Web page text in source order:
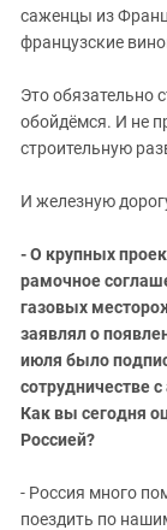
саженцы из
французские
Это обязательно
обойдёмся. И не
строительную
И железную
- О крупных
рамочное
газовых
заявлял о
июля было
сотрудничестве
Как вы сегодня
Россией?
- Россия много
поездить по